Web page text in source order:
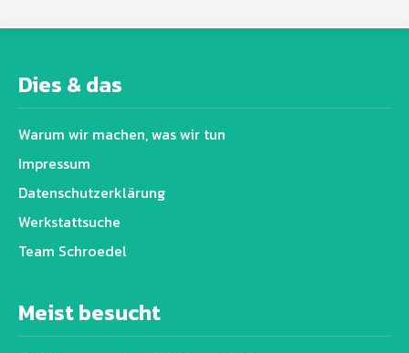
Dies & das
Warum wir machen, was wir tun
Impressum
Datenschutz­erklärung
Werkstattsuche
Team Schroedel
Meist besucht